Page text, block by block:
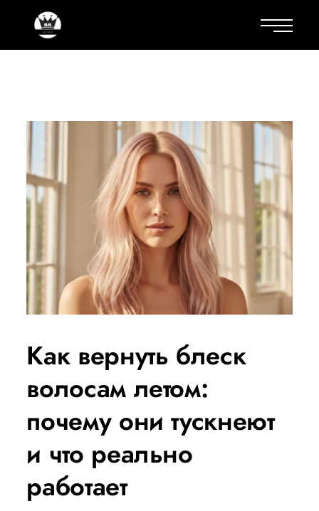
Как вернуть блеск
волосам летом:
почему они тускнеют
и что реально
работает